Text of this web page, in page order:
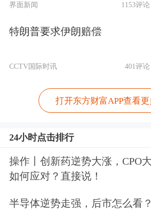
验区围绕7大领域推进一
任务，积极复制推广全国
以制度创新为核心，内蒙
跳出“等优惠，要政策”的
点”。
通关要快，效率要高，才
界面新闻 1153评论
特朗普要求伊朗赔偿
CCTV国际时讯 401评论
打开东方财富APP查看
24小时点击排行
操作丨创新药逆势大涨，CPO
如何应对？直接说！
半导体逆势走强，后市怎么看？